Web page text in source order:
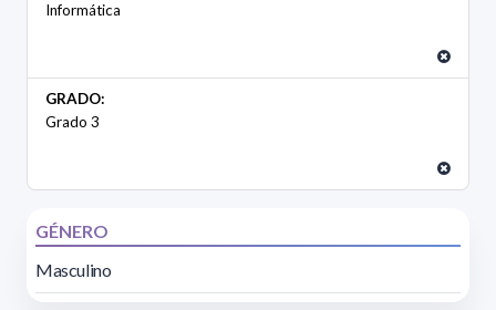
Informática
GRADO:
Grado 3
GÉNERO
Masculino